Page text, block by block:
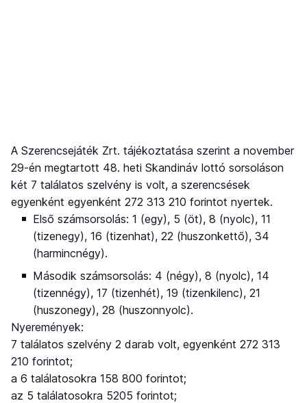
A Szerencsejáték Zrt. tájékoztatása szerint a november
29-én megtartott 48. heti Skandináv lottó sorsoláson
két 7 találatos szelvény is volt, a szerencsések
egyenként egyenként 272 313 210 forintot nyertek.
Első számsorsolás: 1 (egy), 5 (öt), 8 (nyolc), 11
(tizenegy), 16 (tizenhat), 22 (huszonkettő), 34
(harmincnégy).
Második számsorsolás: 4 (négy), 8 (nyolc), 14
(tizennégy), 17 (tizenhét), 19 (tizenkilenc), 21
(huszonegy), 28 (huszonnyolc).
Nyeremények:
7 találatos szelvény 2 darab volt, egyenként 272 313
210 forintot;
a 6 találatosokra 158 800 forintot;
az 5 találatosokra 5205 forintot;